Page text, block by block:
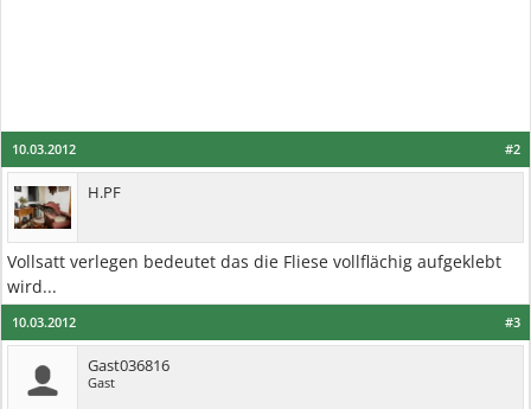
#2
10.03.2012
H.PF
Vollsatt verlegen bedeutet das die Fliese vollflächig aufgeklebt
wird...
#3
10.03.2012
Gast036816
Gast